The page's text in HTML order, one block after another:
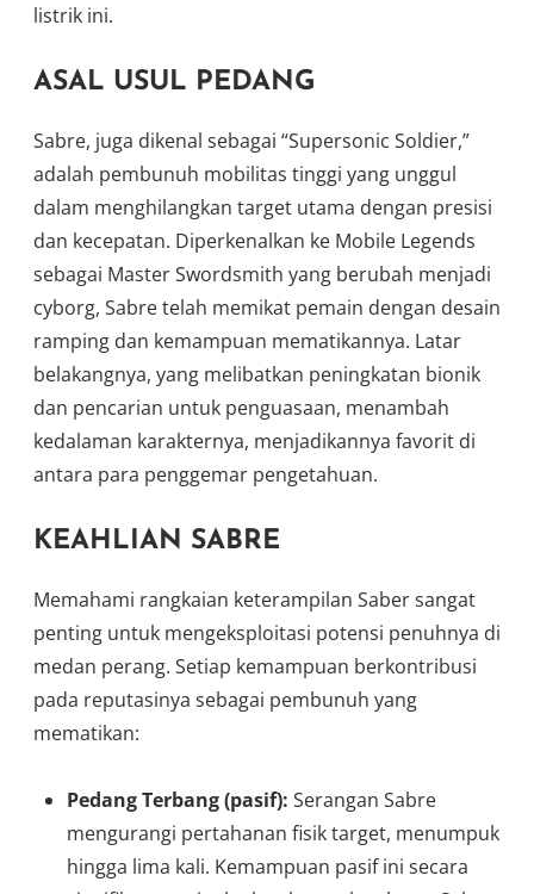
listrik ini.
ASAL USUL PEDANG
Sabre, juga dikenal sebagai “Supersonic Soldier,”
adalah pembunuh mobilitas tinggi yang unggul
dalam menghilangkan target utama dengan presisi
dan kecepatan. Diperkenalkan ke Mobile Legends
sebagai Master Swordsmith yang berubah menjadi
cyborg, Sabre telah memikat pemain dengan desain
ramping dan kemampuan mematikannya. Latar
belakangnya, yang melibatkan peningkatan bionik
dan pencarian untuk penguasaan, menambah
kedalaman karakternya, menjadikannya favorit di
antara para penggemar pengetahuan.
KEAHLIAN SABRE
Memahami rangkaian keterampilan Saber sangat
penting untuk mengeksploitasi potensi penuhnya di
medan perang. Setiap kemampuan berkontribusi
pada reputasinya sebagai pembunuh yang
mematikan:
Pedang Terbang (pasif): Serangan Sabre
mengurangi pertahanan fisik target, menumpuk
hingga lima kali. Kemampuan pasif ini secara